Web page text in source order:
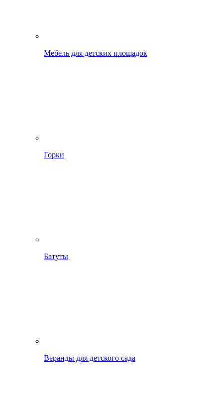
Мебель для детских площадок
Горки
Батуты
Веранды для детского сада